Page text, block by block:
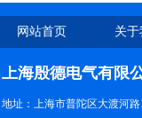
网站首页 关
上海殷德电气有限
地址：上海市普陀区大渡河路